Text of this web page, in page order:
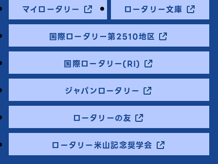
マイロータリー ロータリー文庫
国際ロータリー第2510地区
国際ロータリー(RI)
ジャパンロータリー
ロータリーの友
ロータリー米山記念奨学会